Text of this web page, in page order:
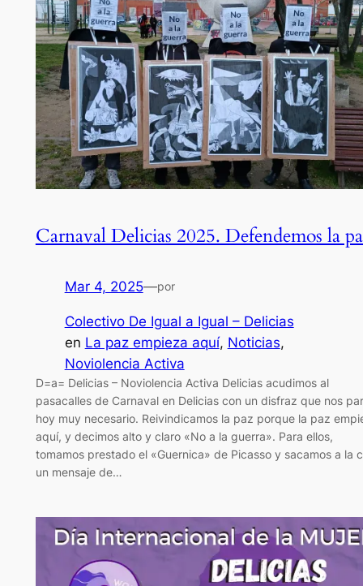
Carnaval Delicias 2025. Defendemos la
Mar 4, 2025—por
Colectivo De Igual a Igual – Delicias
en La paz empieza aquí, Noticias
Noviolencia Activa
D=a= Delicias – Noviolencia Activa Delicias acudimos al
pasacalles de Carnaval en Delicias con un disfraz que nos
hoy muy necesario. Reivindicamos la paz porque la paz
aquí, y decimos alto y claro «No a la guerra». Para ellos,
tomamos prestado el «Guernica» de Picasso y sacamos a la
un mensaje de…